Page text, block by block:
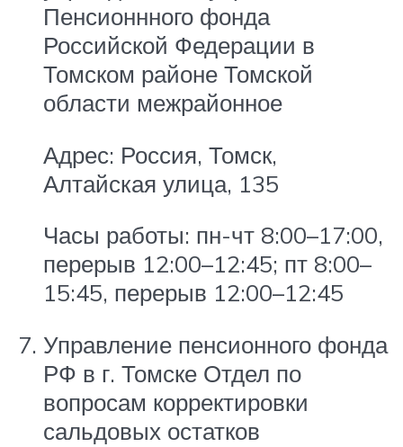
Пенсионнного фонда
Российской Федерации в
Томском районе Томской
области межрайонное
Адрес: Россия, Томск,
Алтайская улица, 135
Часы работы: пн-чт 8:00–17:00,
перерыв 12:00–12:45; пт 8:00–
15:45, перерыв 12:00–12:45
Управление пенсионного фонда
РФ в г. Томске Отдел по
вопросам корректировки
сальдовых остатков